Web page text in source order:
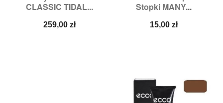
CLASSIC TIDAL...
Cena
259,00 zł
Stopki MANY...
Cena
15,00 zł